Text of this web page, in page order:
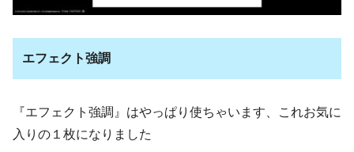
エフェクト強調
『エフェクト強調』はやっぱり使ちゃいます、これお気に
入りの１枚になりました